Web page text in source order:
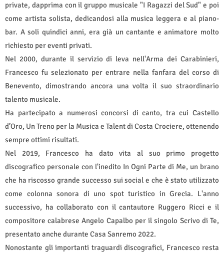
private, dapprima con il gruppo musicale "I Ragazzi del Sud" e poi
come artista solista, dedicandosi alla musica leggera e al piano-
bar. A soli quindici anni, era già un cantante e animatore molto
richiesto per eventi privati.
Nel 2000, durante il servizio di leva nell'Arma dei Carabinieri,
Francesco fu selezionato per entrare nella fanfara del corso di
Benevento, dimostrando ancora una volta il suo straordinario
talento musicale.
Ha partecipato a numerosi concorsi di canto, tra cui Castello
d’Oro, Un Treno per la Musica e Talent di Costa Crociere, ottenendo
sempre ottimi risultati.
Nel 2019, Francesco ha dato vita al suo primo progetto
discografico personale con l'inedito In Ogni Parte di Me, un brano
che ha riscosso grande successo sui social e che è stato utilizzato
come colonna sonora di uno spot turistico in Grecia. L'anno
successivo, ha collaborato con il cantautore Ruggero Ricci e il
compositore calabrese Angelo Capalbo per il singolo Scrivo di Te,
presentato anche durante Casa Sanremo 2022.
Nonostante gli importanti traguardi discografici, Francesco resta